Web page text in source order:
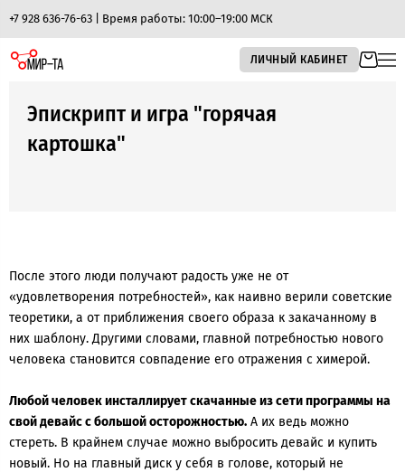
+7 928 636-76-63 | Время работы: 10:00–19:00 МСК
ЛИЧНЫЙ КАБИНЕТ
Эпискрипт и игра "горячая
картошка"
После этого люди получают радость уже не от
«удовлетворения потребностей», как наивно верили советские
теоретики, а от приближения своего образа к закачанному в
них шаблону. Другими словами, главной потребностью нового
человека становится совпадение его отражения с химерой.
Любой человек инсталлирует скачанные из сети программы на
свой девайс с большой осторожностью. А их ведь можно
стереть. В крайнем случае можно выбросить девайс и купить
новый. Но на главный диск у себя в голове, который не